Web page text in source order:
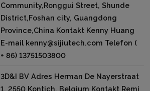
Community,Ronggui Street, Shunde
District,Foshan city, Guangdong
Province,China Kontakt Kenny Huang
E-mail kenny@sijiutech.com Telefon (
+ 86) 13751503800
3D&I BV Adres Herman De Nayerstraat
1, 2550 Kontich, Belgium Kontakt Remi